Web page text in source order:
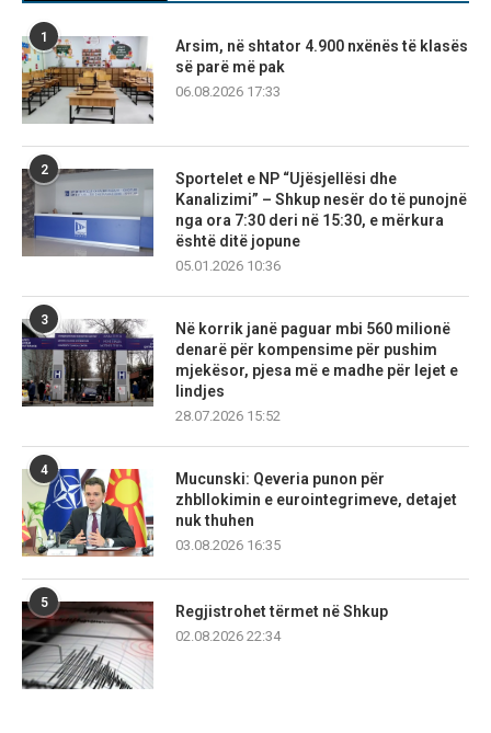
1
Arsim, në shtator 4.900 nxënës të klasës
së parë më pak
06.08.2026 17:33
2
Sportelet e NP “Ujësjellësi dhe
Kanalizimi” – Shkup nesër do të punojnë
nga ora 7:30 deri në 15:30, e mërkura
është ditë jopune
05.01.2026 10:36
3
Në korrik janë paguar mbi 560 milionë
denarë për kompensime për pushim
mjekësor, pjesa më e madhe për lejet e
lindjes
28.07.2026 15:52
4
Mucunski: Qeveria punon për
zhbllokimin e eurointegrimeve, detajet
nuk thuhen
03.08.2026 16:35
5
Regjistrohet tërmet në Shkup
02.08.2026 22:34